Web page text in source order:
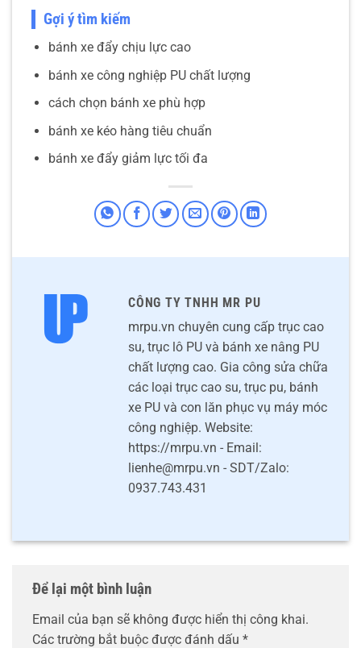
Gợi ý tìm kiếm
bánh xe đẩy chịu lực cao
bánh xe công nghiệp PU chất lượng
cách chọn bánh xe phù hợp
bánh xe kéo hàng tiêu chuẩn
bánh xe đẩy giảm lực tối đa
CÔNG TY TNHH MR PU
mrpu.vn chuyên cung cấp trục cao
su, trục lô PU và bánh xe nâng PU
chất lượng cao. Gia công sửa chữa
các loại trục cao su, trục pu, bánh
xe PU và con lăn phục vụ máy móc
công nghiệp. Website:
https://mrpu.vn - Email:
lienhe@mrpu.vn - SDT/Zalo:
0937.743.431
Để lại một bình luận
Email của bạn sẽ không được hiển thị công khai.
Các trường bắt buộc được đánh dấu *